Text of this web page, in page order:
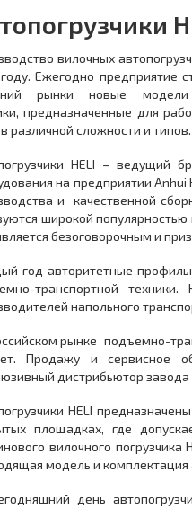
вилочных
Ежегодно предприятие
рынки новые модели
предназначенные для
различной сложности и типов.
HELI – ведущий
на предприятии
и качественной
широкой
безоговорочным и
год авторитетные
транспортной
напольного
рынке подъемно-
Продажу и сервисное
дистрибьютор завода
HELI
площадках, где
вилочного
модель и комплектация
день